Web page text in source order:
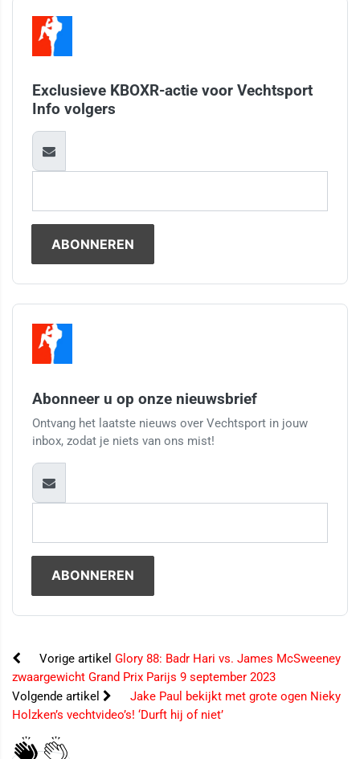
Exclusieve KBOXR-actie voor Vechtsport
Info volgers
Abonneer u op onze nieuwsbrief
Ontvang het laatste nieuws over Vechtsport in jouw
inbox, zodat je niets van ons mist!
Vorige artikel Glory 88: Badr Hari vs. James McSweeney
zwaargewicht Grand Prix Parijs 9 september 2023
Volgende artikel
Jake Paul bekijkt met grote ogen Nieky
Holzken’s vechtvideo’s! ‘Durft hij of niet’